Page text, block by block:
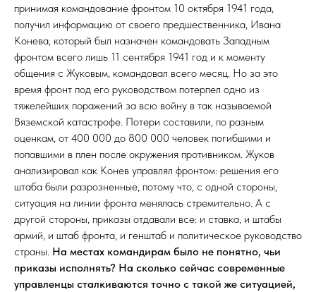
принимая командование фронтом 10 октября 1941 года,
получил информацию от своего предшественника, Ивана
Конева, который был назначен командовать Западным
фронтом всего лишь 11 сентября 1941 год и к моменту
общения с Жуковым, командовал всего месяц. Но за это
время фронт под его руководством потерпел одно из
тяжелейших поражений за всю войну в так называемой
Вяземской катастрофе. Потери составили, по разным
оценкам, от 400 000 до 800 000 человек погибшими и
попавшими в плен после окружения противником. Жуков
анализировал как Конев управлял фронтом: решения его
штаба были разрозненные, потому что, с одной стороны,
ситуация на линии фронта менялась стремительно. А с
другой стороны, приказы отдавали все: и ставка, и штабы
армий, и штаб фронта, и генштаб и политическое руководство
страны. На местах командирам было не понятно, чьи
приказы исполнять? На сколько сейчас современные
управленцы сталкиваются точно с такой же ситуацией,